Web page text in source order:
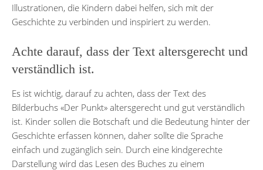
Illustrationen, die Kindern dabei helfen, sich mit der
Geschichte zu verbinden und inspiriert zu werden.
Achte darauf, dass der Text altersgerecht und
verständlich ist.
Es ist wichtig, darauf zu achten, dass der Text des
Bilderbuchs «Der Punkt» altersgerecht und gut verständlich
ist. Kinder sollen die Botschaft und die Bedeutung hinter der
Geschichte erfassen können, daher sollte die Sprache
einfach und zugänglich sein. Durch eine kindgerechte
Darstellung wird das Lesen des Buches zu einem